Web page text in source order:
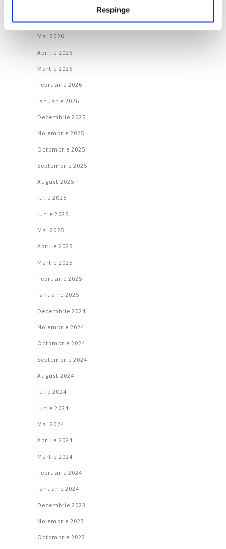
Respinge
Iunie 2026
Mai 2026
Aprilie 2026
Martie 2026
Februarie 2026
Ianuarie 2026
Decembrie 2025
Noiembrie 2025
Octombrie 2025
Septembrie 2025
August 2025
Iulie 2025
Iunie 2025
Mai 2025
Aprilie 2025
Martie 2025
Februarie 2025
Ianuarie 2025
Decembrie 2024
Noiembrie 2024
Octombrie 2024
Septembrie 2024
August 2024
Iulie 2024
Iunie 2024
Mai 2024
Aprilie 2024
Martie 2024
Februarie 2024
Ianuarie 2024
Decembrie 2023
Noiembrie 2023
Octombrie 2023